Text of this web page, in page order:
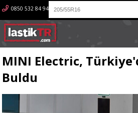
0850 532 84 94
MINI Electric,
Buldu